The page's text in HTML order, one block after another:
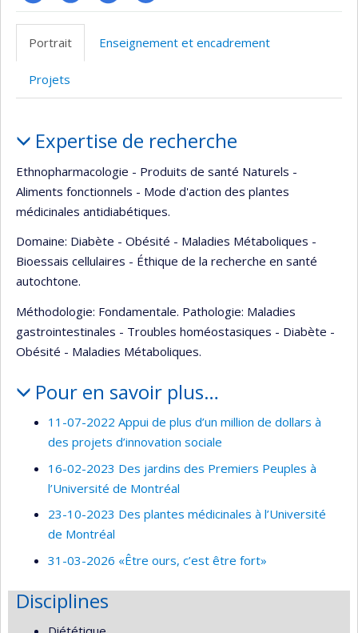
ResearchGate
Page
(faculté,département,école)
LinkedInGoogle
Portrait Enseignement et encadrement
Projets
Expertise de recherche
Ethnopharmacologie - Produits de santé Naturels -
Aliments fonctionnels - Mode d'action des plantes
médicinales antidiabétiques.
Domaine: Diabète - Obésité - Maladies Métaboliques -
Bioessais cellulaires - Éthique de la recherche en santé
autochtone.
Méthodologie: Fondamentale. Pathologie: Maladies
gastrointestinales - Troubles homéostasiques - Diabète -
Obésité - Maladies Métaboliques.
Pour en savoir plus…
11-07-2022 Appui de plus d’un million de dollars à
des projets d’innovation sociale
16-02-2023 Des jardins des Premiers Peuples à
l’Université de Montréal
23-10-2023 Des plantes médicinales à l’Université
de Montréal
31-03-2026 «Être ours, c’est être fort»
Disciplines